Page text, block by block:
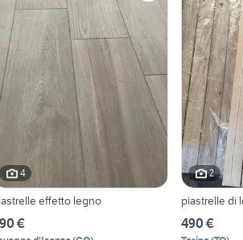
4
effetto legno
€
2
piastrelle di
490 €